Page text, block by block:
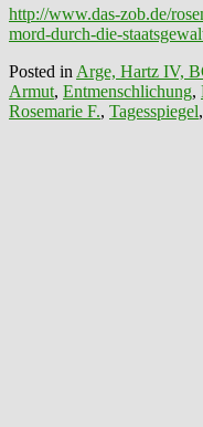
http://www.das-zob.de/
mord-durch-die-
Posted in Arge, Hartz IV,
Armut, Entmenschlichung,
Rosemarie F., Tagesspiegel,